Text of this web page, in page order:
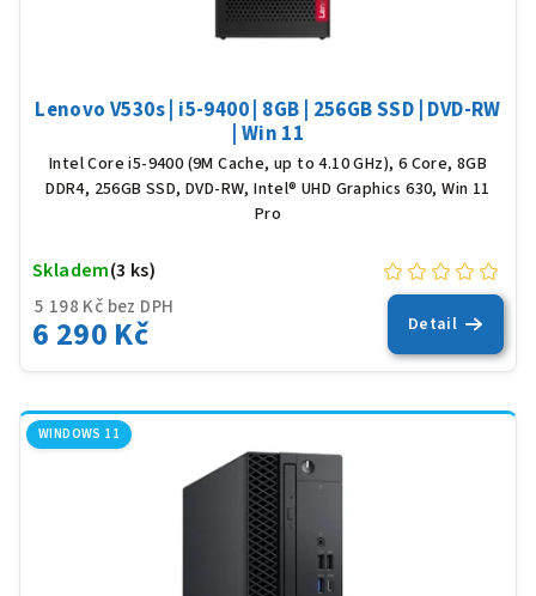
Lenovo V530s | i5-9400 | 8GB | 256GB SSD | DVD-RW
| Win 11
Intel Core i5-9400 (9M Cache, up to 4.10 GHz), 6 Core, 8GB
DDR4, 256GB SSD, DVD-RW, Intel® UHD Graphics 630, Win 11
Pro
5 198 Kč bez DPH
6 290 Kč
Skladem(3 ks)
Detail
WINDOWS 11